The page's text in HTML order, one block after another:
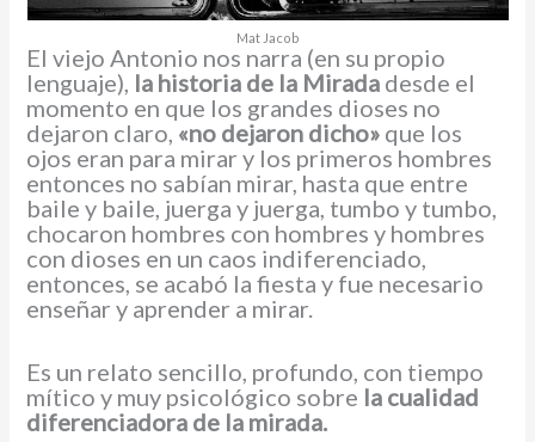
Mat Jacob
El viejo Antonio nos narra (en su propio
lenguaje), la historia de la Mirada desde el
momento en que los grandes dioses no
dejaron claro, «no dejaron dicho» que los
ojos eran para mirar y los primeros hombres
entonces no sabían mirar, hasta que entre
baile y baile, juerga y juerga, tumbo y tumbo,
chocaron hombres con hombres y hombres
con dioses en un caos indiferenciado,
entonces, se acabó la fiesta y fue necesario
enseñar y aprender a mirar.
Es un relato sencillo, profundo, con tiempo
mítico y muy psicológico sobre la cualidad
diferenciadora de la mirada.